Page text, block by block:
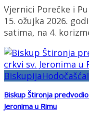
Vjernici Porečke i
15. ožujka 2026.
satima, na 4.
BiskupijaHodočašća
Biskup Štironja
Jeronima u Rimu